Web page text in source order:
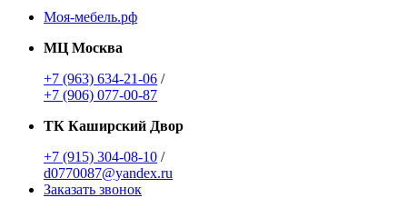
Моя-мебель.рф
МЦ Москва
+7 (963) 634-21-06 /
+7 (906) 077-00-87
ТК Каширский Двор
+7 (915) 304-08-10 /
d0770087@yandex.ru
Заказать звонок